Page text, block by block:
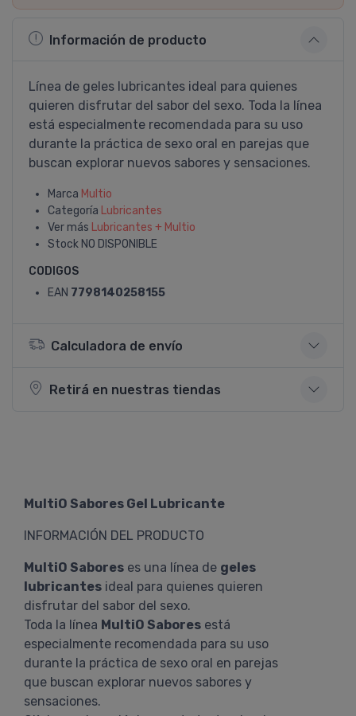
Información de producto
Lí­nea de geles lubricantes ideal para quienes
quieren disfrutar del sabor del sexo. Toda la lí­nea
está especialmente recomendada para su uso
durante la práctica de sexo oral en parejas que
buscan explorar nuevos sabores y sensaciones.
Marca Multio
Categoría Lubricantes
Ver más Lubricantes + Multio
Stock NO DISPONIBLE
CODIGOS
EAN 7798140258155
Calculadora de envío
Retirá en nuestras tiendas
MultiO Sabores Gel Lubricante
INFORMACIÓN DEL PRODUCTO
MultiO Sabores es una línea de geles
lubricantes ideal para quienes quieren
disfrutar del sabor del sexo.
Toda la línea MultiO Sabores está
especialmente recomendada para su uso
durante la práctica de sexo oral en parejas
que buscan explorar nuevos sabores y
sensaciones.